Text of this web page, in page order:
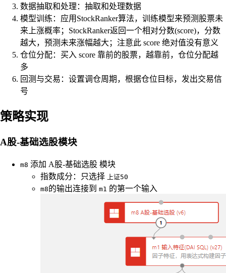
数据抽取和处理：抽取和处理数据
模型训练：应用StockRanker算法，训练模型来预测股票未
来上涨概率；StockRanker返回一个相对分数(score)，分数
越大，预测未来涨幅越大；注意此 score 绝对值没有意义
仓位分配：买入 score 靠前的股票，越靠前，仓位分配越
多
回测与交易：设置调仓周期，根据仓位目标，发出交易信
号
策略实现
A股-基础选股模块
m8 添加 A股-基础选股 模块
指数成分：只选择
上证50
m8的输出连接到 m1 的第一个输入